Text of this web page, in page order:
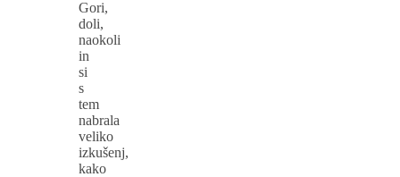
Gori,
doli,
naokoli
in
si
s
tem
nabrala
veliko
izkušenj,
kako